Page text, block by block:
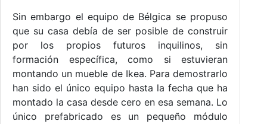
Sin embargo el equipo de Bélgica se propuso
que su casa debía de ser posible de construir
por los propios futuros inquilinos, sin
formación específica, como si estuvieran
montando un mueble de Ikea. Para demostrarlo
han sido el único equipo hasta la fecha que ha
montado la casa desde cero en esa semana. Lo
único prefabricado es un pequeño módulo